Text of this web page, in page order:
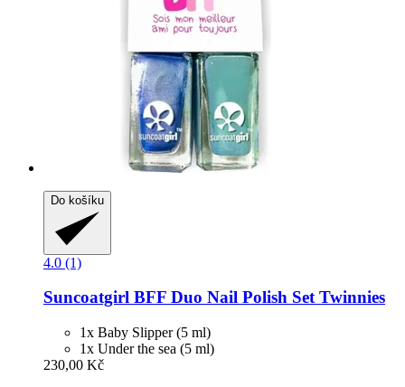
Do košíku
4.0 (1)
Suncoatgirl BFF Duo Nail Polish Set Twinnies
1x Baby Slipper (5 ml)
1x Under the sea (5 ml)
230,00 Kč